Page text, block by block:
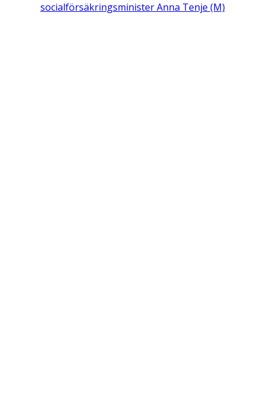
socialförsäkringsminister Anna Tenje (M)